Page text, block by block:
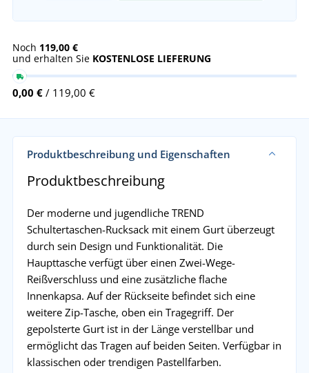
Noch 119,00 €
und erhalten Sie KOSTENLOSE LIEFERUNG
0,00 € / 119,00 €
Produktbeschreibung und Eigenschaften
Produktbeschreibung
Der moderne und jugendliche TREND
Schultertaschen-Rucksack mit einem Gurt überzeugt
durch sein Design und Funktionalität. Die
Haupttasche verfügt über einen Zwei-Wege-
Reißverschluss und eine zusätzliche flache
Innenkapsa. Auf der Rückseite befindet sich eine
weitere Zip-Tasche, oben ein Tragegriff. Der
gepolsterte Gurt ist in der Länge verstellbar und
ermöglicht das Tragen auf beiden Seiten. Verfügbar in
klassischen oder trendigen Pastellfarben.